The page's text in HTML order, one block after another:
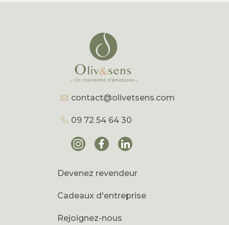
contact@olivetsens.com
09 72 54 64 30
Devenez revendeur
Cadeaux d'entreprise
Rejoignez-nous